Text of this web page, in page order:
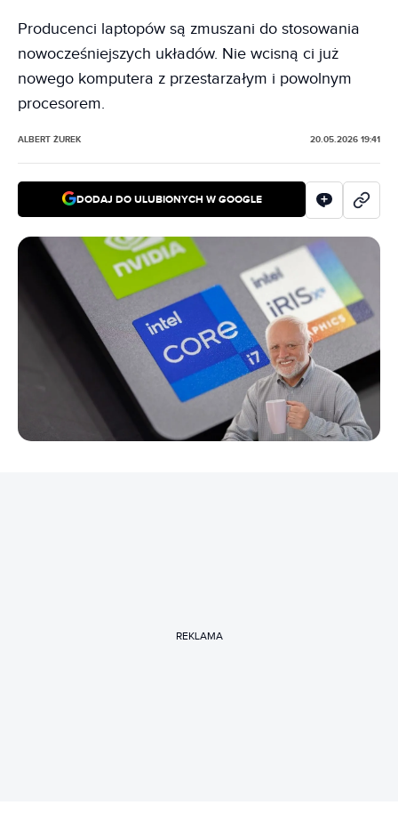
Producenci laptopów są zmuszani do stosowania
nowocześniejszych układów. Nie wcisną ci już
nowego komputera z przestarzałym i powolnym
procesorem.
ALBERT ŻUREK 20.05.2026 19:41
DODAJ DO ULUBIONYCH W GOOGLE
REKLAMA